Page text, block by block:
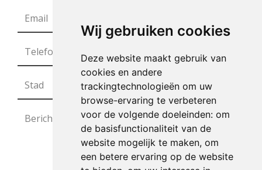
Wij gebruiken cookies
Deze website maakt gebruik van
cookies en andere
trackingtechnologieën om uw
browse-ervaring te verbeteren
voor de volgende doeleinden: om
de basisfunctionaliteit van de
website mogelijk te maken, om
een betere ervaring op de website